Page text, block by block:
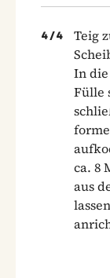
4/4
Teig
In
Fülle
ca. 8
aus